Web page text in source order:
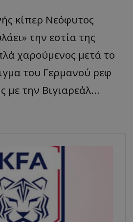
κίπερ Νεόφυτος
την εστία της
χαρούμενος μετά το
του Γερμανού ρεφ
με την Βιγιαρεάλ…